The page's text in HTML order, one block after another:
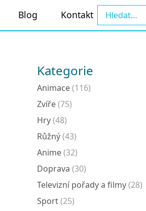
Blog Kontakt
Kategorie
Animace(116)
Zvíře(75)
Hry(48)
Růžný(43)
Anime(32)
Doprava (30)
Televizní pořady a filmy(28)
Sport(25)